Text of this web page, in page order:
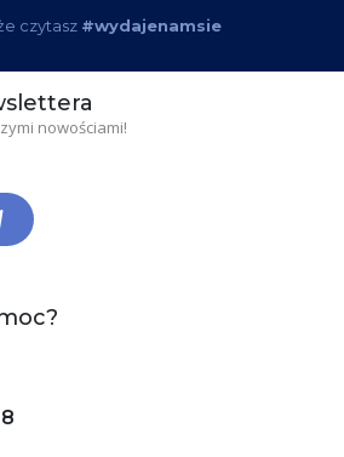
czytasz #wydajenamsie
nowościami!